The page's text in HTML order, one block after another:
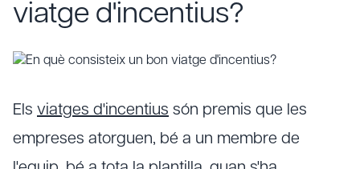
viatge d'incentius?
Els viatges d'incentius són premis que les
empreses atorguen, bé a un membre de